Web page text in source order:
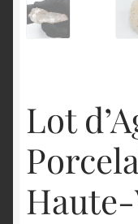
Lot